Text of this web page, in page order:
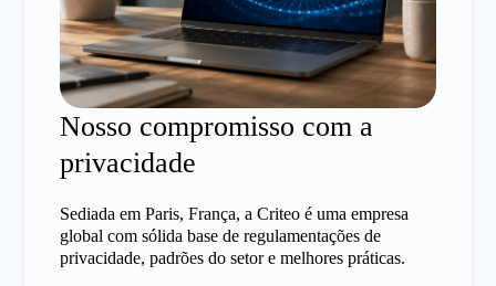
Nosso compromisso com a
privacidade
Sediada em Paris, França, a Criteo é uma empresa
global com sólida base de regulamentações de
privacidade, padrões do setor e melhores práticas.